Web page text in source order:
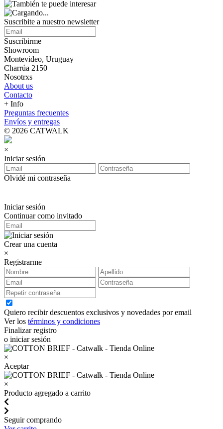
Suscribite a nuestro newsletter
Suscribirme
Showroom
Montevideo, Uruguay
Charrúa 2150
Nosotrxs
About us
Contacto
+ Info
Preguntas frecuentes
Envíos y entregas
© 2026 CATWALK
×
Iniciar sesión
Olvidé mi contraseña
Iniciar sesión
Continuar como invitado
Crear una cuenta
×
Registrarme
Quiero recibir descuentos exclusivos y novedades por email
Ver los términos y condiciones
Finalizar registro
o iniciar sesión
×
Aceptar
×
Producto agregado a carrito
Seguir comprando